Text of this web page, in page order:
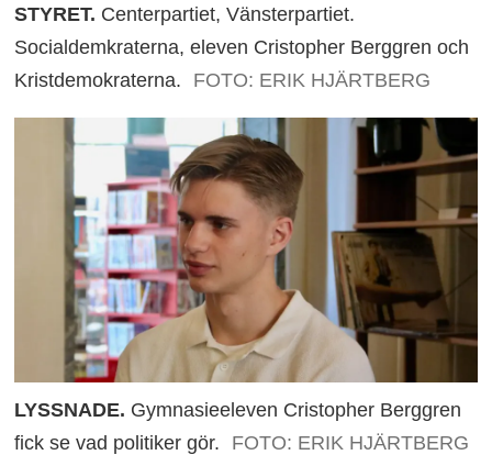
STYRET. Centerpartiet, Vänsterpartiet.
Socialdemkraterna, eleven Cristopher Berggren och
Kristdemokraterna.
FOTO: ERIK HJÄRTBERG
LYSSNADE. Gymnasieeleven Cristopher Berggren
fick se vad politiker gör.
FOTO: ERIK HJÄRTBERG